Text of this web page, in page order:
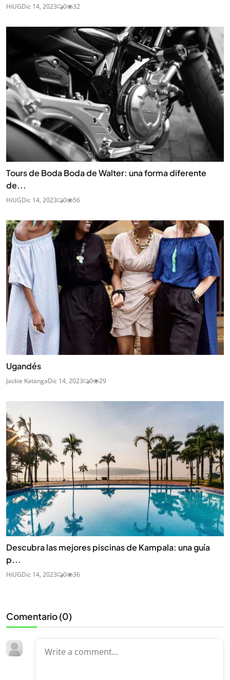
HiUGDic 14, 2023 0 32
Tours de Boda Boda de Walter: una forma diferente
de...
HiUGDic 14, 2023 0 56
Ugandés
Jackie KatangaDic 14, 2023 0 29
Descubra las mejores piscinas de Kampala: una guía
p...
HiUGDic 14, 2023 0 36
Comentario (0)